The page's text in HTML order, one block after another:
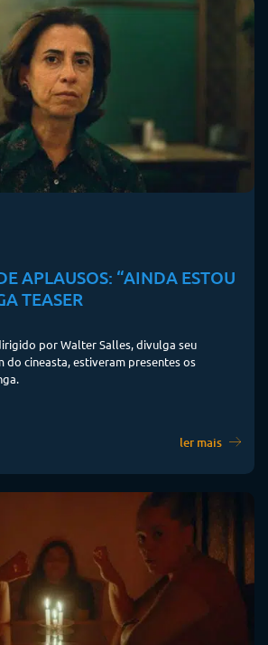
APLAUSOS: “AINDA ESTOU
TEASER
por Walter Salles, divulga seu
do cineasta, estiveram presentes os
ler mais